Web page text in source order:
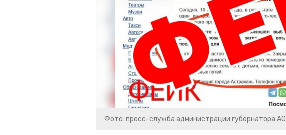
Фото: пресс-служба администрации губернатора АО